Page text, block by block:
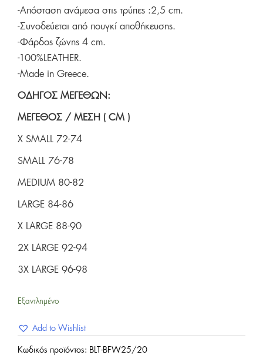
-Απόσταση ανάμεσα στις τρύπες :2,5 cm.
-Συνοδεύεται από πουγκί αποθήκευσης.
-Φάρδος ζώνης 4 cm.
-100%LEATHER.
-Made in Greece.
ΟΔΗΓΟΣ ΜΕΓΕΘΩΝ:
ΜΕΓEΘΟΣ / ΜΕΣΗ ( CM )
X SMALL 72-74
SMALL 76-78
MEDIUM 80-82
LARGE 84-86
X LARGE 88-90
2X LARGE 92-94
3X LARGE 96-98
Εξαντλημένο
Add to Wishlist
Κωδικός προϊόντος: BLT-BFW25/20